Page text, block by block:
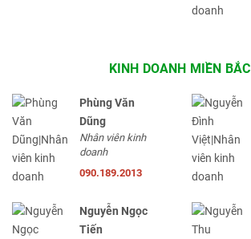
KINH DOANH MIỀN BẮC
Phùng Văn
Dũng
Nhân viên kinh
doanh
090.189.2013
Nguyễn Ngọc
Tiến